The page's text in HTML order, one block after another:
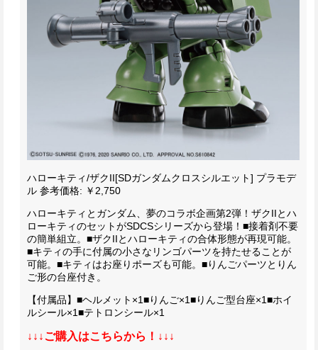
ハローキティ/ザクII[SDガンダムクロスシルエット] プラモデ
ル 参考価格: ￥2,750
ハローキティとガンダム、夢のコラボ企画第2弾！ ザクIIとハ
ローキティのセットがSDCSシリーズから登場！ ■接着剤不要
の簡単組立。 ■ザクIIとハローキティの合体形態が再現可能。
■キティの手に付属の小さなリンゴパーツを持たせることが
可能。 ■キティはお座りポーズも可能。 ■りんごパーツとりん
ご形の台座付き。
【付属品】 ■ヘルメット×1■りんご×1■りんご型台座×1■ホイ
ルシール×1■テトロンシール×1
↓↓↓ご購入はこちらから！↓↓↓